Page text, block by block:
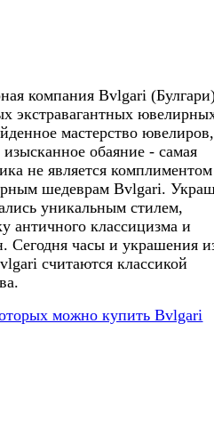
компания Bvlgari
экстравагантных
мастерство ювелиров,
обаяние - самая
не является
шедеврам Bvlgari.
уникальным стилем,
античного классицизма и
Сегодня часы и украшения
считаются классикой
можно купить Bvlgari